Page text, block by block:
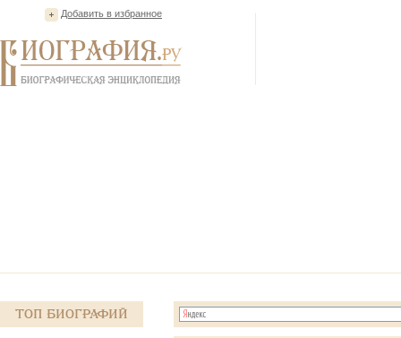
Добавить в избранное
Топ Биографий